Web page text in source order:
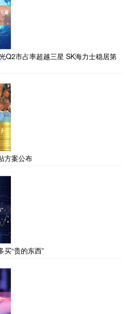
Q2市占率超越三星 SK海力士稳居第
方案公布
买“贵的东西”